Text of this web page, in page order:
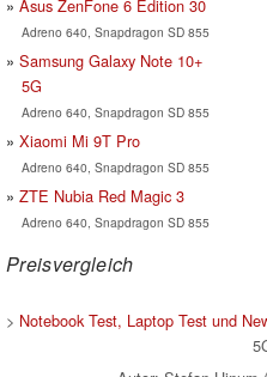
Asus ZenFone 6 Edition 30
Adreno 640, Snapdragon SD 855
Samsung Galaxy Note 10+
5G
Adreno 640, Snapdragon SD 855
Xiaomi Mi 9T Pro
Adreno 640, Snapdragon SD 855
ZTE Nubia Red Magic 3
Adreno 640, Snapdragon SD 855
Preisvergleich
> Notebook Test, Laptop Test und